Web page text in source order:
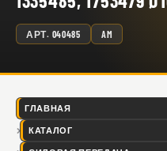
АРТ. 040485 AM
ГЛАВНАЯ
КАТАЛОГ